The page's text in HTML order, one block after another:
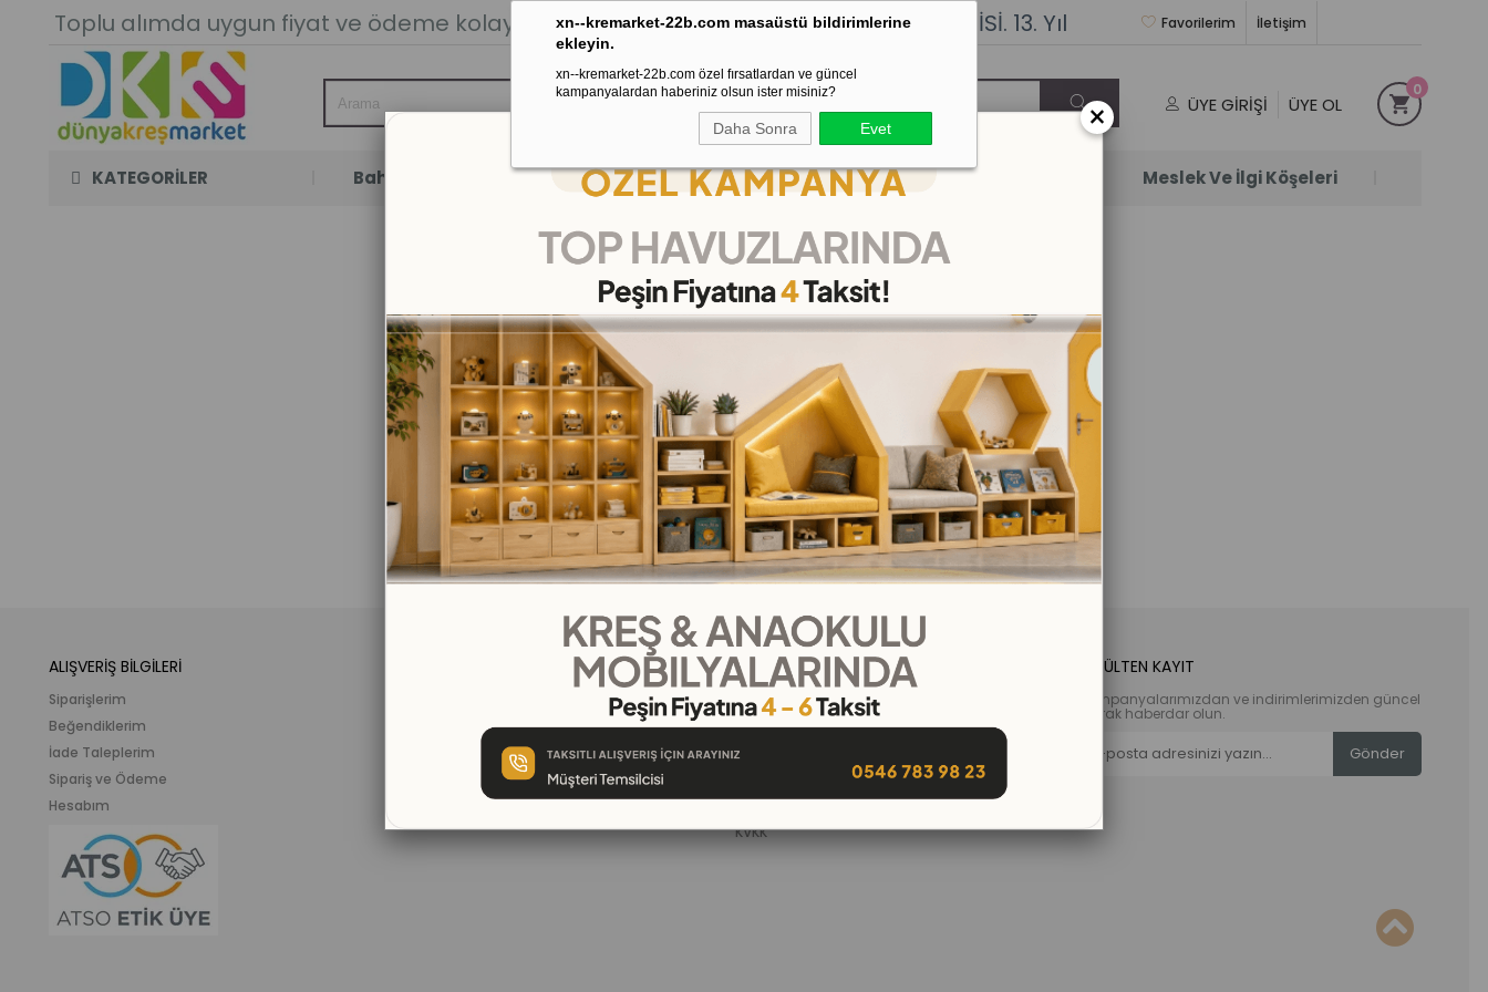
xn--kremarket-22b.com masaüstü bildirimlerine
ekleyin.
xn--kremarket-22b.com özel fırsatlardan ve güncel
kampanyalardan haberiniz olsun ister misiniz?
Daha Sonra Evet
Toplu alımda uygun fiyat ve ödeme kolaylığı. Stoktan Gönderim.% 100İADEGARANTİSİ. 13. Yıl İletişim
Favorilerim
ÜYE GIRIŞI ÜYE OL
0
KATEGORİLER Bahçe Oyun Odası Kaydırak Salıncak Tahterevalli Çok Satanlar Meslek Ve İlgi Köşeleri
ALIŞVERİŞ BİLGİLERİ
Siparişlerim
Beğendiklerim
İade Taleplerim
Sipariş ve Ödeme
Hesabım
Meslek ve İlgi Köşeleri
Eğitici Plastik Oyuncak
KURUMSAL
Hakkımızda
İletişim
Banka Hesap Numaraları
Gizlilik ve Güvenlik
Garanti ve İade
KVKK
E-BÜLTEN KAYIT
Kampanyalarımızdan ve indirimlerimizden güncel
olarak haberdar olun.
Gönder
×